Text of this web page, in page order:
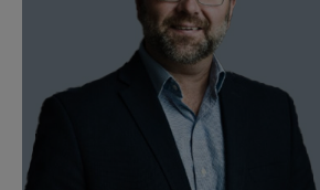
de tortillas et de pains plats au
atlantique. Mike a construit une
000 pieds carrés réservée aux
gluten dans le comté de
du Sud, où est produite une
sans gluten. La nouvelle usine a